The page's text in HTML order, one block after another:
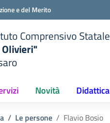
e del Merito
Comprensivo Statale
Olivieri"
Novità Didattica
Le persone Flavio Bosio